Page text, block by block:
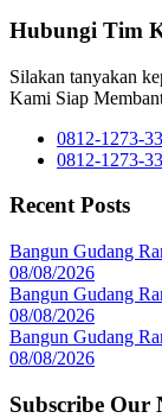
Hubungi Tim
Silakan tanyakan
Kami Siap
0812-1273-
0812-1273-
Recent Posts
Bangun Gudang
08/08/2026
Bangun Gudang
08/08/2026
Bangun Gudang
08/08/2026
Subscribe Our